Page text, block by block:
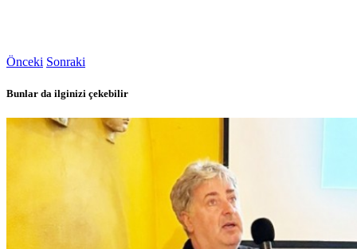
Önceki Sonraki
Bunlar da ilginizi çekebilir